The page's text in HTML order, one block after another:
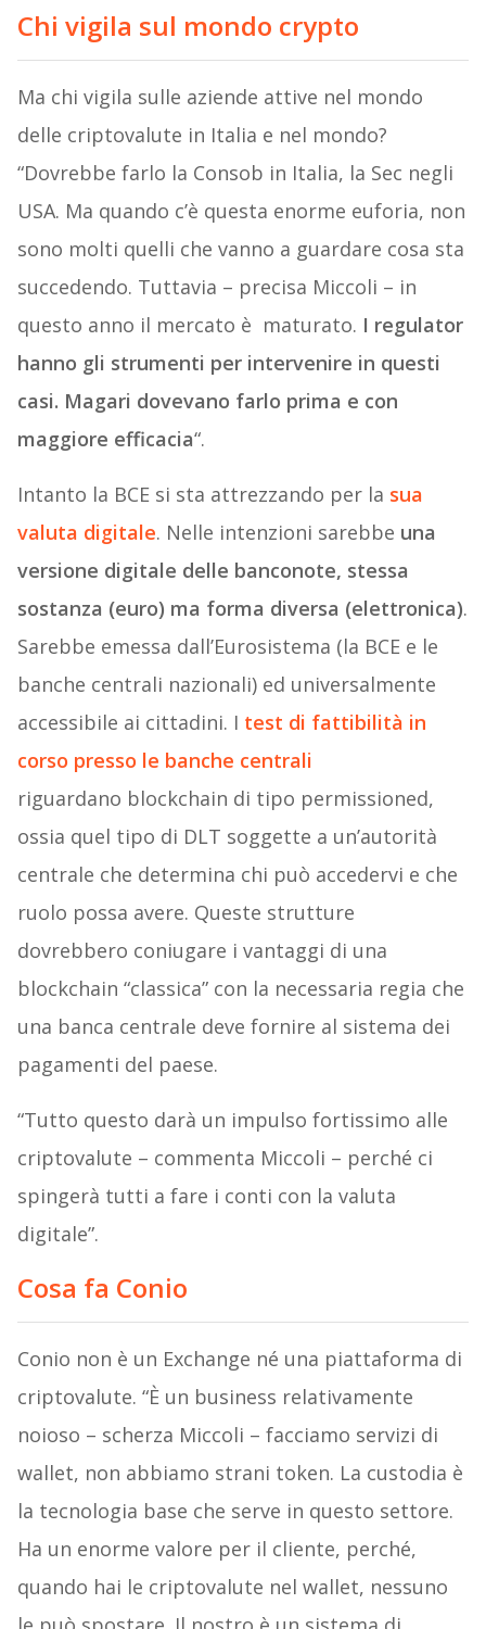
Chi vigila sul mondo crypto
Ma chi vigila sulle aziende attive nel mondo
delle criptovalute in Italia e nel mondo?
“Dovrebbe farlo la Consob in Italia, la Sec negli
USA. Ma quando c’è questa enorme euforia, non
sono molti quelli che vanno a guardare cosa sta
succedendo. Tuttavia – precisa Miccoli – in
questo anno il mercato è maturato. I regulator
hanno gli strumenti per intervenire in questi
casi. Magari dovevano farlo prima e con
maggiore efficacia“.
Intanto la BCE si sta attrezzando per la sua
valuta digitale. Nelle intenzioni sarebbe una
versione digitale delle banconote, stessa
sostanza (euro) ma forma diversa (elettronica).
Sarebbe emessa dall’Eurosistema (la BCE e le
banche centrali nazionali) ed universalmente
accessibile ai cittadini. I test di fattibilità in
corso presso le banche centrali
riguardano blockchain di tipo permissioned,
ossia quel tipo di DLT soggette a un’autorità
centrale che determina chi può accedervi e che
ruolo possa avere. Queste strutture
dovrebbero coniugare i vantaggi di una
blockchain “classica” con la necessaria regia che
una banca centrale deve fornire al sistema dei
pagamenti del paese.
“Tutto questo darà un impulso fortissimo alle
criptovalute – commenta Miccoli – perché ci
spingerà tutti a fare i conti con la valuta
digitale”.
Cosa fa Conio
Conio non è un Exchange né una piattaforma di
criptovalute. “È un business relativamente
noioso – scherza Miccoli – facciamo servizi di
wallet, non abbiamo strani token. La custodia è
la tecnologia base che serve in questo settore.
Ha un enorme valore per il cliente, perché,
quando hai le criptovalute nel wallet, nessuno